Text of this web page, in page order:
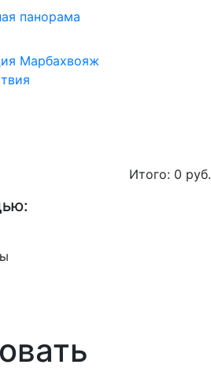
панорама
Марбахвояж
Итого: 0 руб.